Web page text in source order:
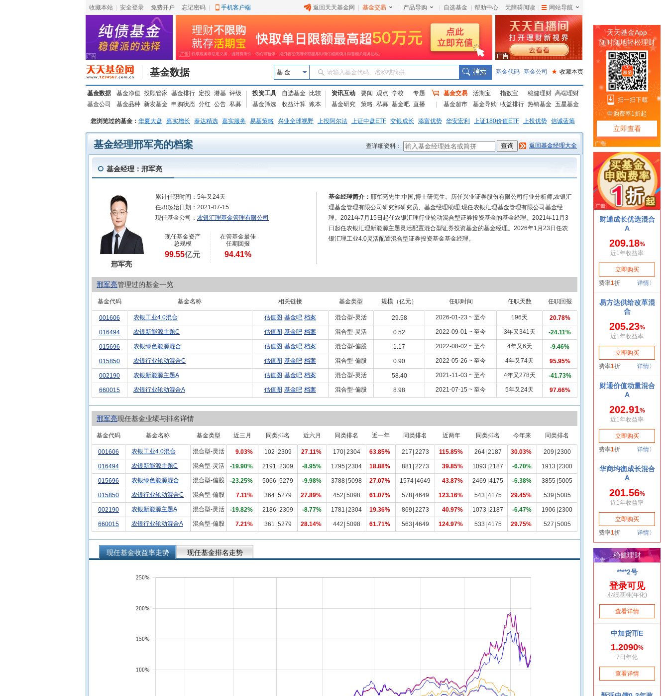
收藏本站 安全登录 免费开户 忘记密码 手机客户端 返回天天基金网 基金交易 产品导购 自选基金 帮助中心 无障碍阅读 网站导航
基金数据 基 金 请输入基金代码、名称或简拼 基金代码 基金公司 ★ 收藏本页
基金数据 基金净值 投顾管家 基金排行 定投 港基 评级
基金公司
基金品种 新发基金 申购状态 分红 公告 私募
投资工具 自选基金
比较
基金筛选
收益计算 账本
资讯互动 要闻 观点 学校
专题
基金研究
策略 私募 基金吧 直播
基金交易 活期宝 指数宝 稳健理财 高端理财
基金超市
基金导购 收益排行 热销基金 五星基金
您浏览过的基金： 华夏大盘 嘉实增长 泰达精选 嘉实服务 易基策略 兴业全球视野 上投阿尔法 上证中盘ETF 交银成长 添富优势 华安宏利 上证180价值ETF 上投优势 信诚蓝筹
基金经理邢军亮的档案 查详细资料： 返回基金经理大全
基金经理：邢军亮
基金经理简介： 邢军亮先生:中国,博士研究生。历任兴业证券股份有限公司行业分析师,农银汇
理基金管理有限公司研究部研究员、基金经理助理,现任农银汇理基金管理有限公司基金经
理。2021年7月15日起任农银汇理行业轮动混合型证券投资基金的基金经理。2021年11月3
日起任农银汇理新能源主题灵活配置混合型证券投资基金的基金经理。2026年1月23日任农
银汇理工业4.0灵活配置混合型证券投资基金基金经理。
邢军亮
累计任职时间： 5年又24天
任职起始日期： 2021-07-15
现任基金公司： 农银汇理基金管理有限公司
现任基金资产
总规模
99.55亿元
在管基金最佳
任期回报
94.41%
邢军亮管理过的基金一览
基金代码 基金名称 相关链接 基金类型 规模（亿元） 任职时间 任职天数 任职回报
001606 农银工业4.0混合 估值图 基金吧 档案 混合型-灵活 29.58 2026-01-23 ~ 至今 196天 20.78%
016494 农银新能源主题C 估值图 基金吧 档案 混合型-灵活 0.52 2022-09-01 ~ 至今 3年又341天 -24.11%
015696 农银绿色能源混合 估值图 基金吧 档案 混合型-偏股 1.17 2022-08-02 ~ 至今 4年又6天 -9.46%
015850 农银行业轮动混合C 估值图 基金吧 档案 混合型-偏股 0.90 2022-05-26 ~ 至今 4年又74天 95.95%
002190 农银新能源主题A 估值图 基金吧 档案 混合型-灵活 58.40 2021-11-03 ~ 至今 4年又278天 -41.73%
660015 农银行业轮动混合A 估值图 基金吧 档案 混合型-偏股 8.98 2021-07-15 ~ 至今 5年又24天 97.66%
邢军亮现任基金业绩与排名详情
基金代码 基金名称 基金类型 近三月 同类排名 近六月 同类排名 近一年 同类排名 近两年 同类排名 今年来 同类排名
001606 农银工业4.0混合 混合型-灵活 9.03% 102 2309 27.11% 170 2304 63.85% 217 2273 115.85% 264 2187 30.03% 209 2300
016494 农银新能源主题C 混合型-灵活 -19.90% 2191 2309 -8.95% 1795 2304 18.88% 881 2273 39.85% 1093 2187 -6.70% 1913 2300
015696 农银绿色能源混合 混合型-偏股 -23.25% 5066 5279 -9.98% 3788 5098 27.07% 1574 4649 43.87% 2469 4175 -6.38% 3855 5005
015850 农银行业轮动混合C 混合型-偏股 7.11% 364 5279 27.89% 452 5098 61.07% 578 4649 123.16% 543 4175 29.45% 539 5005
002190 农银新能源主题A 混合型-灵活 -19.82% 2186 2309 -8.77% 1781 2304 19.36% 869 2273 40.97% 1073 2187 -6.47% 1906 2300
660015 农银行业轮动混合A 混合型-偏股 7.21% 361 5279 28.14% 442 5098 61.71% 563 4649 124.97% 533 4175 29.75% 527 5005
现任基金收益率走势 现任基金排名走势
100%
150%
200%
250%